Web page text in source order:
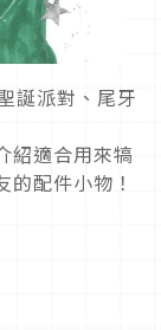
誕派對、尾牙
紹適合用來犒
配件小物！